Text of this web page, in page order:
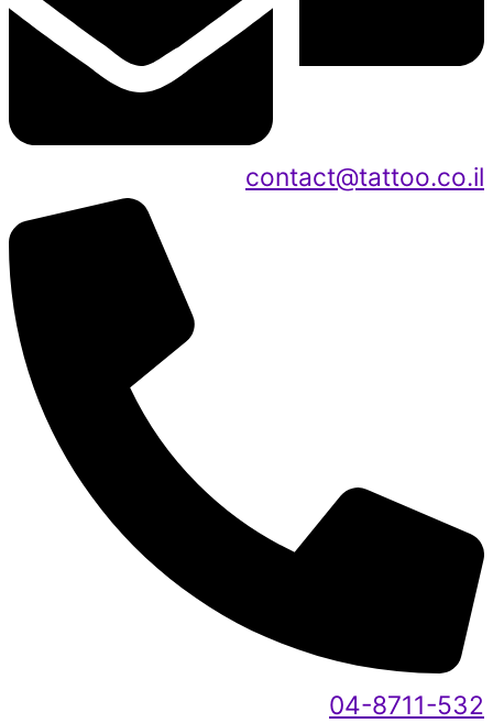
contact@tattoo.co.il
04-8711-532